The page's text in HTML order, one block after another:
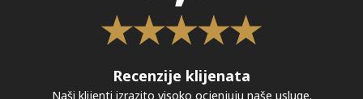
Recenzije klijenata
Naši klijenti izrazito visoko ocjenjuju naše usluge.